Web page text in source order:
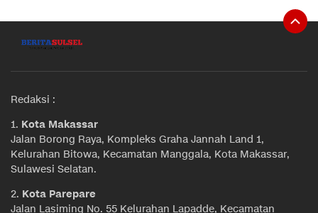
Redaksi :
1. Kota Makassar
Jalan Borong Raya, Kompleks Graha Jannah Land 1,
Kelurahan Bitowa, Kecamatan Manggala, Kota Makassar,
Sulawesi Selatan.
2. Kota Parepare
Jalan Lasiming No. 55 Kelurahan Lapadde, Kecamatan